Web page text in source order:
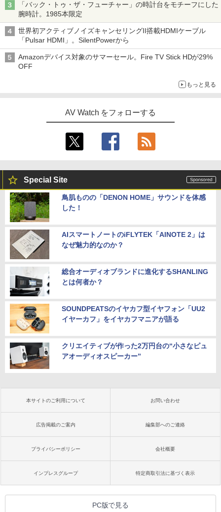
「バック・トゥ・ザ・フューチャー」の時計台をモチーフにした
腕時計。1985本限定
世界初アクティブノイズキャンセリングII搭載HDMIケーブル
「Pulsar HDMI」。SilentPowerから
Amazonデバイス対象のサマーセール。Fire TV Stick HDが29%
OFF
もっと見る
AV Watch をフォローする
Special Site
鳥肌ものの「DENON HOME」サウンドを体感
した！
AIスマートノートのiFLYTEK「AINOTE 2」は
なぜ魅力的なのか？
総合オーディオブランドに進化するSHANLING
とは何者か？
SOUNDPEATSのイヤカフ型イヤフォン「UU2
イヤーカフ」をイヤカフマニアが語る
クリエイティブが作った2万円台の“小さなピュ
アオーディオスピーカー”
本サイトのご利用について お問い合わせ
広告掲載のご案内 編集部へのご連絡
プライバシーポリシー 会社概要
インプレスグループ 特定商取引法に基づく表示
PC版で見る